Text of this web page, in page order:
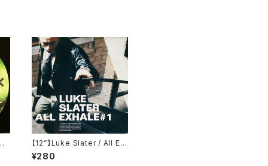
【12”】Luke Slater / All Ex
hale # 1 (NovaMute) (12
NOMU79)
¥280